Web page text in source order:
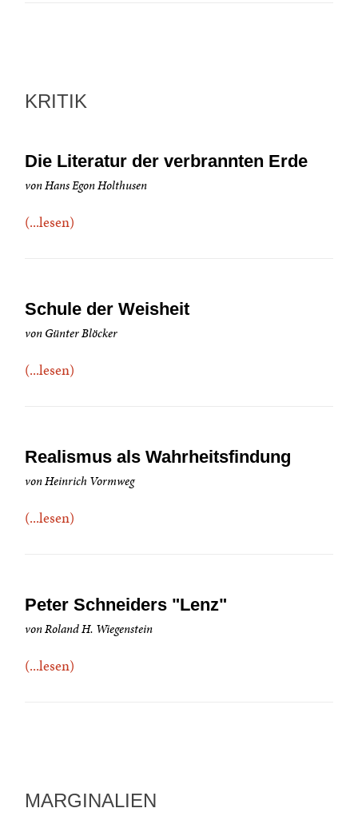
KRITIK
Die Literatur der verbrannten Erde
von Hans Egon Holthusen
(...lesen)
Schule der Weisheit
von Günter Blöcker
(...lesen)
Realismus als Wahrheitsfindung
von Heinrich Vormweg
(...lesen)
Peter Schneiders "Lenz"
von Roland H. Wiegenstein
(...lesen)
MARGINALIEN